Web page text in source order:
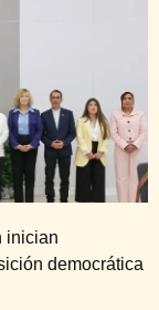
inician
democrática